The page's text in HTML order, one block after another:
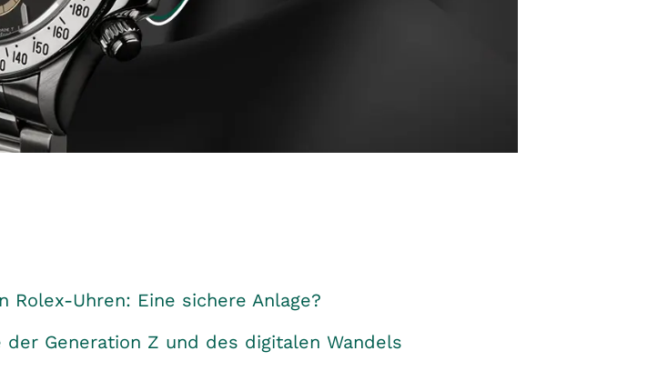
Uhren: Eine sichere Anlage?
Generation Z und des digitalen Wandels